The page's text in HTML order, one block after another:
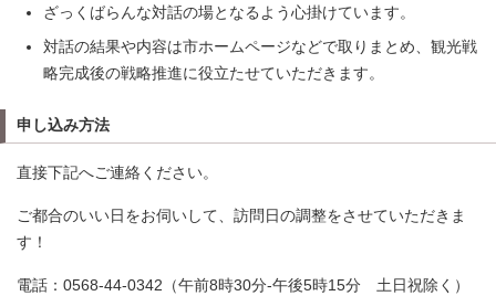
ざっくばらんな対話の場となるよう心掛けています。
対話の結果や内容は市ホームページなどで取りまとめ、観光戦
略完成後の戦略推進に役立たせていただきます。
申し込み方法
直接下記へご連絡ください。
ご都合のいい日をお伺いして、訪問日の調整をさせていただきま
す！
電話：0568-44-0342（午前8時30分-午後5時15分 土日祝除く）